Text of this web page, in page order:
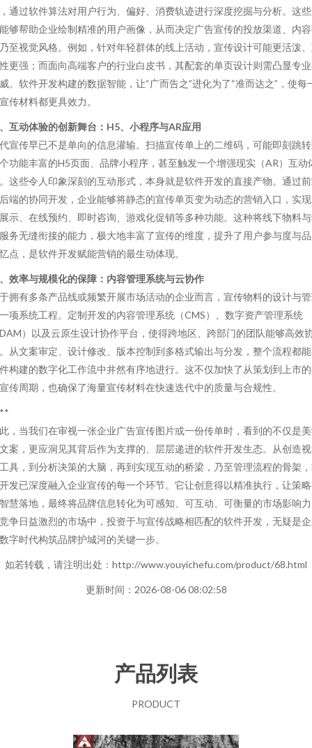
通过软件算法对用户行为、偏好、消费轨迹进行深度挖掘与分析。这
够帮助企业绘制精准的用户画像，从而决定广告宣传的投放渠道、内
至视觉风格。例如，针对年轻群体的线上活动，宣传设计可能更活泼
更强；而面向高端客户的行业白皮书，其配套的单页设计则需凸显专
。软件开发构建的数据智能，让“广而告之”进化为了“准而达之”，使每
传材料都更具效力。
互动体验的创新舞台：H5、小程序与AR应用
宣传早已不是单向的信息灌输。扫描宣传单上的二维码，可能即刻跳
功能丰富的H5页面、品牌小程序，甚至触发一个增强现实（AR）互动
这些令人印象深刻的互动形式，本身就是软件开发的直接产物。通过
端的协同开发，企业能够将静态的宣传单页变为动态的营销入口，实
示、在线预约、即时咨询、游戏化促销等多种功能。这种将线下物料
务无缝衔接的能力，极大地丰富了宣传的维度，提升了用户参与度与
点，是软件开发赋能营销的最生动体现。
效率与规模化的保障：内容管理系统与云协作
拥有多条产品线或频繁开展市场活动的企业而言，宣传物料的设计与
项系统工程。定制开发的内容管理系统（CMS）、数字资产管理系统
）以及云原生设计协作平台，使得跨地区、跨部门的团队能够高效
从文案审定、设计修改、版本控制到多格式输出与分发，整个流程都
构建的数字化工作流中井然有序地进行。这不仅加快了从策划到上市
传周期，也确保了海量宣传材料在快速迭代中的质量与合规性。
，当我们在审视一张企业广告宣传图片或一份传单时，看到的不仅是
案，更应洞见其背后作为支撑的、层层递进的软件开发生态。从创造
具，到分析决策的大脑，再到实现互动的桥梁，乃至管理流程的骨架
发已深度融入企业宣传的每一个环节。它让创意得以精准执行，让策
慧落地，最终将品牌信息转化为可感知、可互动、可衡量的市场影响
争日益激烈的市场中，投资于与宣传战略相匹配的软件开发，无疑是
字时代构筑品牌护城河的关键一步。
如若转载，请注明出处：http://www.youyichefu.com/product/68.html
更新时间：2026-08-06 08:02:58
产品列表
PRODUCT